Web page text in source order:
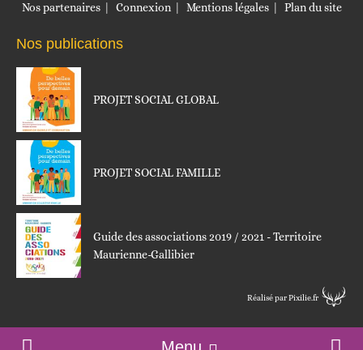
Nos partenaires
Connexion Mentions légales Plan du site
Nos publications
PROJET SOCIAL GLOBAL
PROJET SOCIAL FAMILLE
Guide des associations 2019 / 2021 - Territoire
Maurienne-Gallibier
Réalisé par Pixilie.fr